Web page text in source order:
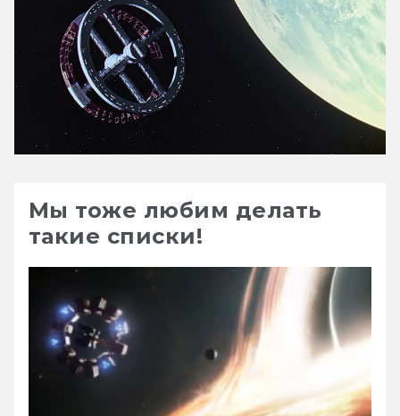
Мы тоже любим делать
такие списки!